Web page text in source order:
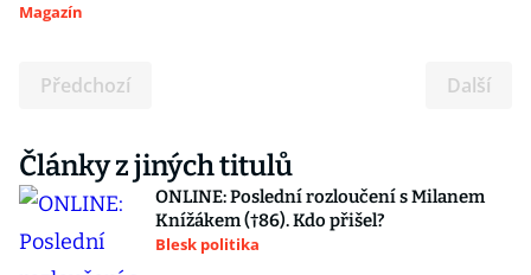
Magazín
Předchozí Další
Články z jiných titulů
ONLINE: Poslední rozloučení s Milanem
Knížákem (†86). Kdo přišel?
Blesk politika